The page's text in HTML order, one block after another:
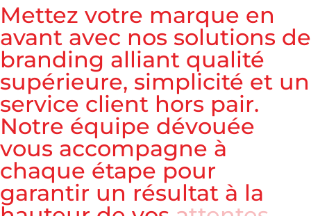
Mettez votre marque en
avant avec nos solutions de
branding alliant qualité
supérieure, simplicité et un
service client hors pair.
Notre équipe dévouée
vous accompagne à
chaque étape pour
garantir un résultat à la